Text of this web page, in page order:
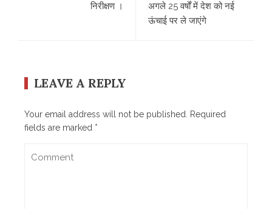
निरीक्षण ।
अगले 25 वर्षों में देश को नई
ऊंचाई पर ले जाएंगे
LEAVE A REPLY
Your email address will not be published.
Required
fields are marked *